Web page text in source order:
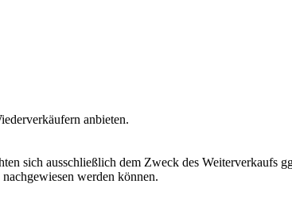
anbieten.
sich ausschließlich dem Zweck des Weiterverkaufs
werden können.